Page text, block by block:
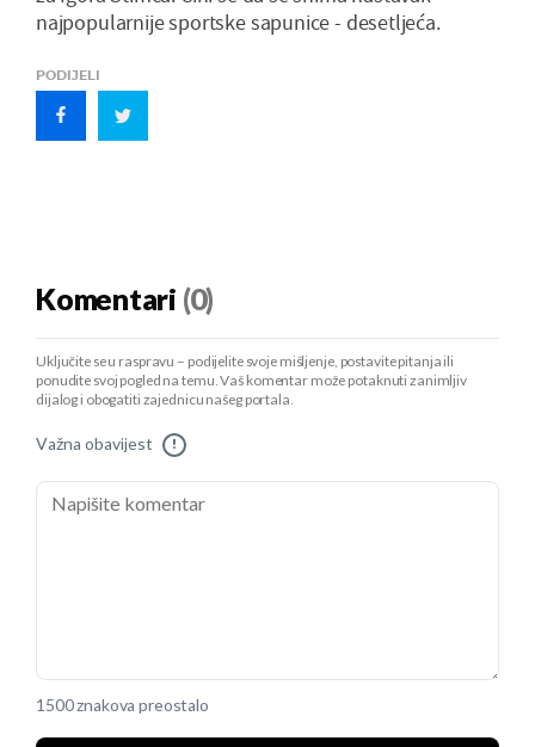
najpopularnije sportske sapunice - desetljeća.
PODIJELI
Komentari (0)
Uključite se u raspravu – podijelite svoje mišljenje, postavite pitanja ili
ponudite svoj pogled na temu. Vaš komentar može potaknuti zanimljiv
dijalog i obogatiti zajednicu našeg portala.
Važna obavijest !
1500 znakova preostalo